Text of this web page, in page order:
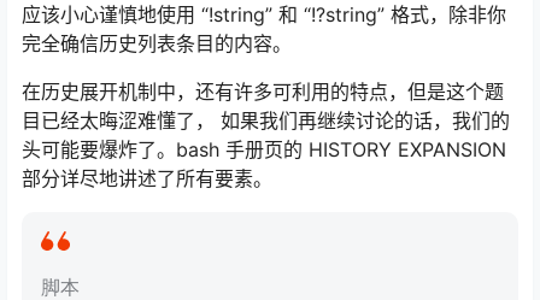
应该小心谨慎地使用 “!string” 和 “!?string” 格式，除非你
完全确信历史列表条目的内容。
在历史展开机制中，还有许多可利用的特点，但是这个题
目已经太晦涩难懂了， 如果我们再继续讨论的话，我们的
头可能要爆炸了。bash 手册页的 HISTORY EXPANSION
部分详尽地讲述了所有要素。
脚本